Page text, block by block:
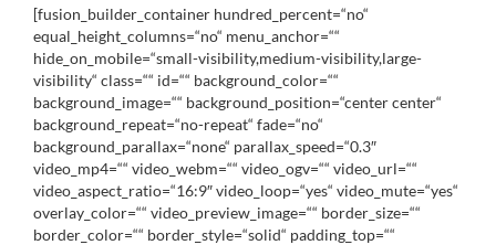
[fusion_builder_container hundred_percent=“no“
equal_height_columns=“no“ menu_anchor=““
hide_on_mobile=“small-visibility,medium-visibility,large-
visibility“ class=““ id=““ background_color=““
background_image=““ background_position=“center center“
background_repeat=“no-repeat“ fade=“no“
background_parallax=“none“ parallax_speed=“0.3″
video_mp4=““ video_webm=““ video_ogv=““ video_url=““
video_aspect_ratio=“16:9″ video_loop=“yes“ video_mute=“yes“
overlay_color=““ video_preview_image=““ border_size=““
border_color=““ border_style=“solid“ padding_top=““